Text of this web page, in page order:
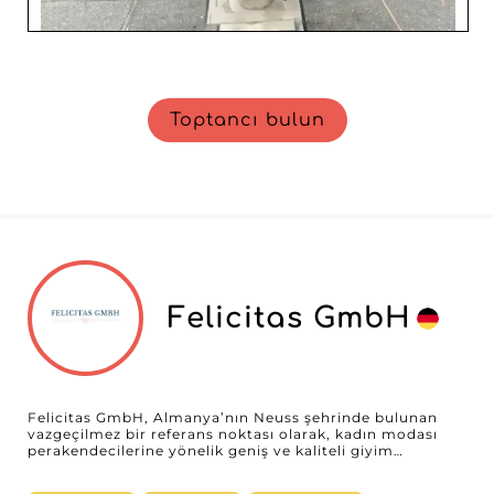
Toptancı bulun
Felicitas GmbH
Felicitas GmbH, Almanya’nın Neuss şehrinde bulunan
vazgeçilmez bir referans noktası olarak, kadın modası
perakendecilerine yönelik geniş ve kaliteli giyim